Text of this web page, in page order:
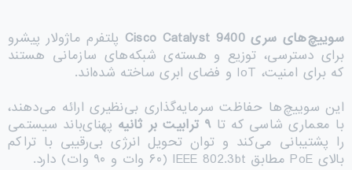
سوییچ‌های سریCisco Catalyst 9400
پلتفرم ماژولار پیشرو
برای دسترسی، توزیع و هسته‌ی شبکه‌های سازمانی هستند
که برای امنیت، IoT و فضای ابری ساخته شده‌اند.
این سوییچ‌ها حفاظت سرمایه‌گذاری بی‌نظیری ارائه می‌دهند،
با معماری شاسی که تا۹ ترابیت بر ثانیه پهنای‌باند سیستمی
را پشتیبانی می‌کند و توان تحویل انرژی بی‌رقیبی با تراکم
بالای PoE مطابق IEEE 802.3bt (۶۰ وات و ۹۰ وات) دارد.